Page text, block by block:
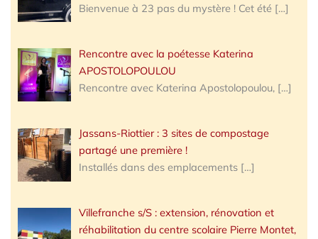
Bienvenue à 23 pas du mystère ! Cet été […]
Rencontre avec la poétesse Katerina
APOSTOLOPOULOU
Rencontre avec Katerina Apostolopoulou, […]
Jassans-Riottier : 3 sites de compostage
partagé une première !
Installés dans des emplacements […]
Villefranche s/S : extension, rénovation et
réhabilitation du centre scolaire Pierre Montet,